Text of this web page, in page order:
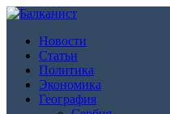
Новости
Статьи
Политика
Экономика
География